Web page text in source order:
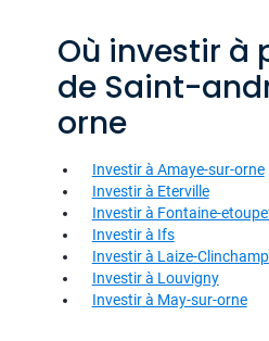
Où investir à
de Saint-
orne
Investir à Amaye-sur-orne
Investir à Eterville
Investir à Fontaine-
Investir à Ifs
Investir à Laize-
Investir à Louvigny
Investir à May-sur-orne